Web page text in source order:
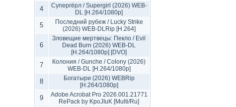
4
Супергёрл / Supergirl (2026) WEB-
DL [H.264/1080p]
5
Последний рубеж / Lucky Strike
(2026) WEB-DLRip [H.264]
6
Зловещие мертвецы: Пекло / Evil
Dead Burn (2026) WEB-DL
[H.264/1080p] [DVO]
7
Колония / Gunche / Colony (2026)
WEB-DL [H.264/1080p]
8
Богатыри (2026) WEBRip
[H.264/1080p]
9
Adobe Acrobat Pro 2026.001.21771
RePack by KpoJIuK [Multi/Ru]